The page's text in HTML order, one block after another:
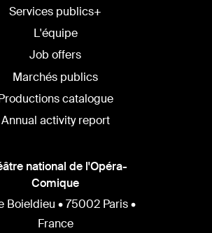
Services publics+
L'équipe
Job offers
Marchés publics
catalogue
Annual activity report
national de l'Opéra-
Comique
Boieldieu • 75002 Paris •
France